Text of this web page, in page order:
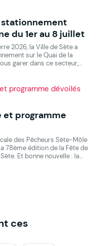
stationnement
du 1er au 8 juillet
2026, la Ville de Sète a
sur le Quai de la
garer dans ce secteur,
Ce qui est interdit
et programme
des Pêcheurs Sète-Môle
78ème édition de la Fête de
Et bonne nouvelle : la
un contexte administratif
[…]
ces